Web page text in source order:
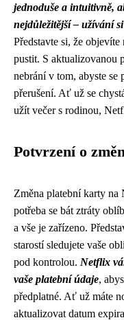
jednoduše a intuitivně,
nejdůležitější – užívání
Představte si, že
pustit. S aktualizovanou
nebrání v tom, abyste
přerušení. Ať už se
užít večer s rodinou,
Potvrzení o
Změna platební karty
potřeba se bát ztráty
a vše je zařízeno.
starostí sledujete vaše
pod kontrolou. Netflix
vaše platební údaje,
předplatné. Ať už máte
aktualizovat datum